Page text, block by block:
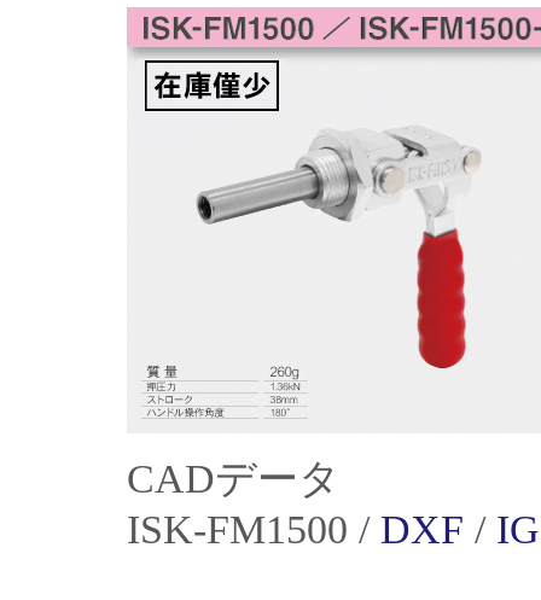
CADデータ
ISK-FM1500 / DXF /